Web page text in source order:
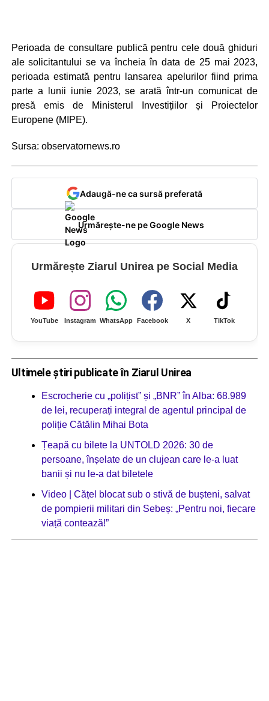
Perioada de consultare publică pentru cele două ghiduri
ale solicitantului se va încheia în data de 25 mai 2023,
perioada estimată pentru lansarea apelurilor fiind prima
parte a lunii iunie 2023, se arată într-un comunicat de
presă emis de Ministerul Investițiilor și Proiectelor
Europene (MIPE).
Sursa: observatornews.ro
Adaugă-ne ca sursă preferată
Urmărește-ne pe Google News
Urmărește Ziarul Unirea pe Social Media
YouTube Instagram WhatsApp Facebook X TikTok
Ultimele știri publicate în Ziarul Unirea
Escrocherie cu „polițist” și „BNR” în Alba: 68.989
de lei, recuperați integral de agentul principal de
poliție Cătălin Mihai Bota
Țeapă cu bilete la UNTOLD 2026: 30 de
persoane, înșelate de un clujean care le-a luat
banii și nu le-a dat biletele
Video | Cățel blocat sub o stivă de bușteni, salvat
de pompierii militari din Sebeș: „Pentru noi, fiecare
viață contează!”